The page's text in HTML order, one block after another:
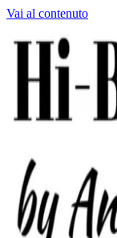
Vai al contenuto